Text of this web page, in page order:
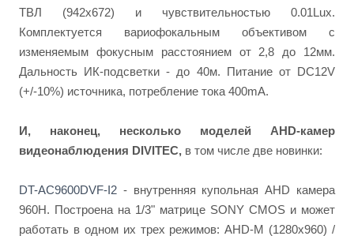
ТВЛ (942х672) и чувствительностью 0.01Lux.
Комплектуется вариофокальным объективом с
изменяемым фокусным расстоянием от 2,8 до 12мм.
Дальность ИК-подсветки - до 40м. Питание от DC12V
(+/-10%) источника, потребление тока 400mA.
И, наконец, несколько моделей AHD-камер
видеонаблюдения DIVITEC, в том числе две новинки:
DT-AC9600DVF-I2 - внутренняя купольная AHD камера
960Н. Построена на 1/3" матрице SONY CMOS и может
работать в одном их трех режимов: AHD-M (1280x960) /